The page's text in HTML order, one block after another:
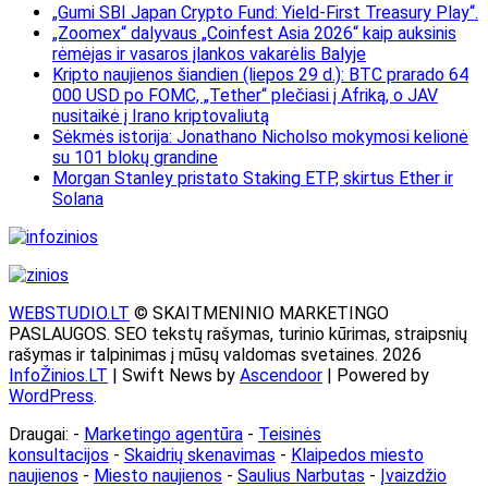
„Gumi SBI Japan Crypto Fund: Yield-First Treasury Play“.
„Zoomex“ dalyvaus „Coinfest Asia 2026“ kaip auksinis
rėmėjas ir vasaros įlankos vakarėlis Balyje
Kripto naujienos šiandien (liepos 29 d.): BTC prarado 64
000 USD po FOMC, „Tether“ plečiasi į Afriką, o JAV
nusitaikė į Irano kriptovaliutą
Sėkmės istorija: Jonathano Nicholso mokymosi kelionė
su 101 blokų grandine
Morgan Stanley pristato Staking ETP, skirtus Ether ir
Solana
WEBSTUDIO.LT © SKAITMENINIO MARKETINGO
PASLAUGOS. SEO tekstų rašymas, turinio kūrimas, straipsnių
rašymas ir talpinimas į mūsų valdomas svetaines. 2026
InfoŽinios.LT | Swift News by Ascendoor | Powered by
WordPress.
Draugai: - Marketingo agentūra - Teisinės
konsultacijos - Skaidrių skenavimas - Klaipedos miesto
naujienos - Miesto naujienos - Saulius Narbutas - Įvaizdžio